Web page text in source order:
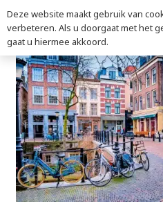
Deze website maakt gebruik van
verbeteren. Als u doorgaat met het
gaat u hiermee akkoord.